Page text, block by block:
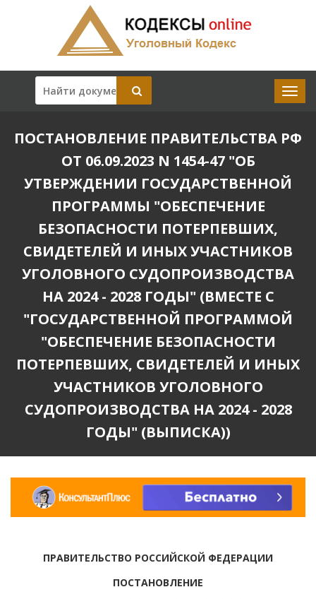
ПОСТАНОВЛЕНИЕ ПРАВИТЕЛЬСТВА РФ
ОТ 06.09.2023 N 1454-47 "ОБ
УТВЕРЖДЕНИИ ГОСУДАРСТВЕННОЙ
ПРОГРАММЫ "ОБЕСПЕЧЕНИЕ
БЕЗОПАСНОСТИ ПОТЕРПЕВШИХ,
СВИДЕТЕЛЕЙ И ИНЫХ УЧАСТНИКОВ
УГОЛОВНОГО СУДОПРОИЗВОДСТВА
НА 2024 - 2028 ГОДЫ" (ВМЕСТЕ С
"ГОСУДАРСТВЕННОЙ ПРОГРАММОЙ
"ОБЕСПЕЧЕНИЕ БЕЗОПАСНОСТИ
ПОТЕРПЕВШИХ, СВИДЕТЕЛЕЙ И ИНЫХ
УЧАСТНИКОВ УГОЛОВНОГО
СУДОПРОИЗВОДСТВА НА 2024 - 2028
ГОДЫ" (ВЫПИСКА))
ПРАВИТЕЛЬСТВО РОССИЙСКОЙ ФЕДЕРАЦИИ
ПОСТАНОВЛЕНИЕ